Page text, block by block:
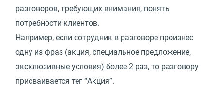
разговоров, требующих внимания, понять
потребности клиентов.
Например, если сотрудник в разговоре произнес
одну из фраз (акция, специальное предложение,
эксклюзивные условия) более 2 раз, то разговору
присваивается тег “Акция”.